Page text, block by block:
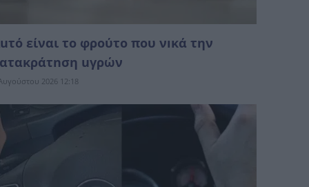
είναι το φρούτο που νıκά την
uγρών
2026 12:18